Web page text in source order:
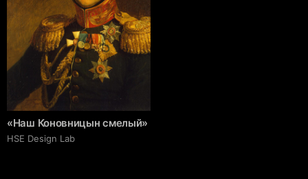
«Наш Коновницын смелый»
HSE Design Lab